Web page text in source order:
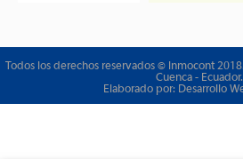
Todos los derechos reservados © Inmocont
Cuenca - Ecuador.
Elaborado por: Desarrollo